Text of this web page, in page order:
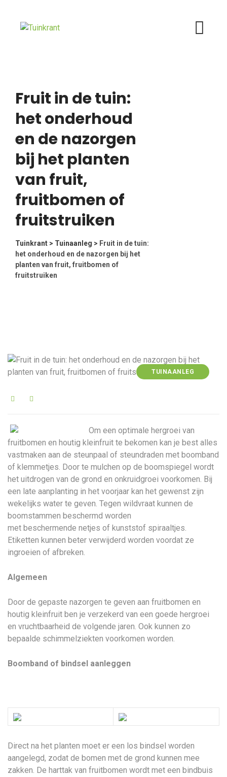
content
Fruit in de tuin:
het onderhoud
en de nazorgen
bij het planten
van fruit,
fruitbomen of
fruitstruiken
Tuinkrant > Tuinaanleg > Fruit in de tuin:
het onderhoud en de nazorgen bij het
planten van fruit, fruitbomen of
fruitstruiken
TUINAANLEG
Om een optimale hergroei van
fruitbomen en houtig kleinfruit te bekomen kan je best alles
vastmaken aan de steunpaal of steundraden met boomband
of klemmetjes. Door te mulchen op de boomspiegel wordt
het uitdrogen van de grond en onkruidgroei voorkomen. Bij
een late aanplanting in het voorjaar kan het gewenst zijn
wekelijks water te geven. Tegen wildvraat kunnen de
boomstammen beschermd worden
met beschermende netjes of kunststof spiraaltjes.
Etiketten kunnen beter verwijderd worden voordat ze
ingroeien of afbreken.
Algemeen
Door de gepaste nazorgen te geven aan fruitbomen en
houtig kleinfruit ben je verzekerd van een goede hergroei
en vruchtbaarheid de volgende jaren. Ook kunnen zo
bepaalde schimmelziekten voorkomen worden.
Boomband of bindsel aanleggen
Direct na het planten moet er een los bindsel worden
aangelegd, zodat de bomen met de grond kunnen mee
zakken. De harttak van fruitbomen wordt met een bindbuis